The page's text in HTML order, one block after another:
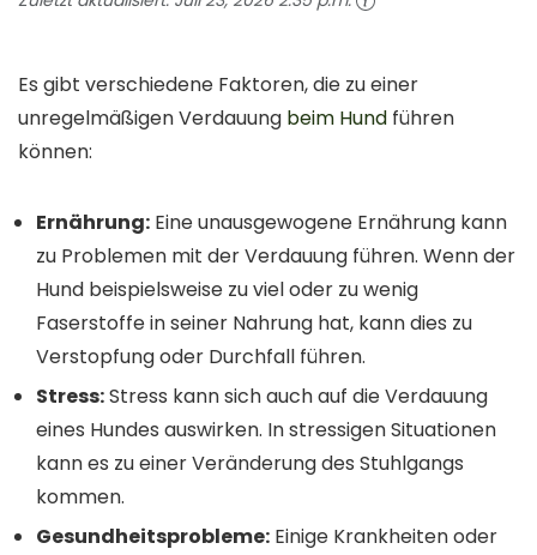
Es gibt verschiedene Faktoren, die zu einer
unregelmäßigen Verdauung beim Hund führen
können:
Ernährung: Eine unausgewogene Ernährung kann
zu Problemen mit der Verdauung führen. Wenn der
Hund beispielsweise zu viel oder zu wenig
Faserstoffe in seiner Nahrung hat, kann dies zu
Verstopfung oder Durchfall führen.
Stress:Stress kann sich auch auf die Verdauung
eines Hundes auswirken. In stressigen Situationen
kann es zu einer Veränderung des Stuhlgangs
kommen.
Gesundheitsprobleme: Einige Krankheiten oder